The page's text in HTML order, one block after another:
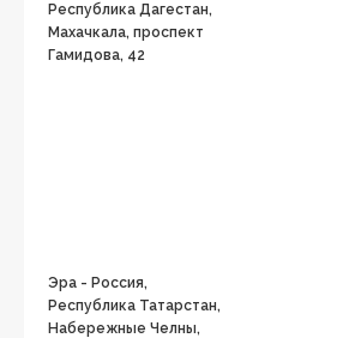
Республика Дагестан,
Махачкала, проспект
Гамидова, 42
Эра - Россия,
Республика Татарстан,
Набережные Челны,